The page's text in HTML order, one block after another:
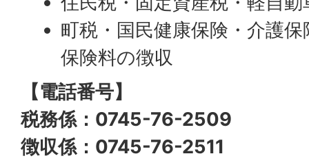
町税・国民健康保険・介護
保険料の徴収
【電話番号】
税務係：0745-76-2509
徴収係：0745-76-2511